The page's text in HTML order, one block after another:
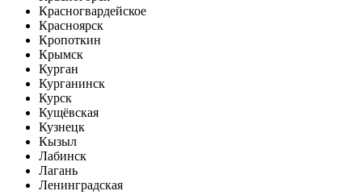
Красногвардейское
Красноярск
Кропоткин
Крымск
Курган
Курганинск
Курск
Кущёвская
Кузнецк
Кызыл
Лабинск
Лагань
Ленинградская